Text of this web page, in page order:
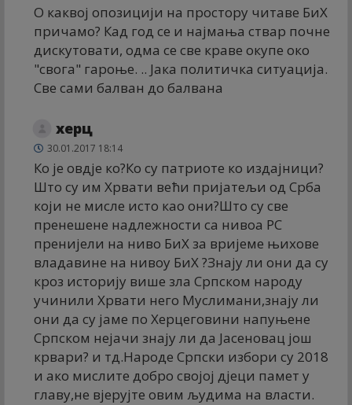
О каквој опозицији на простору читаве БиХ
причамо? Кад год се и најмања ствар почне
дискутовати, одма се све краве окупе око
"свога" гароње. .. Јака политичка ситуација.
Све сами балван до балвана
херц
30.01.2017 18:14
Ко је овдје ко?Ко су патриоте ко издајници?
Што су им Хрвати већи пријатељи од Срба
који не мисле исто као они?Што су све
пренешене надлежности са нивоа РС
пренијели на ниво БиХ за вријеме њихове
владавине на нивоу БиХ ?Знају ли они да су
кроз историју више зла Српском народу
учинили Хрвати него Муслимани,знају ли
они да су јаме по Херцеговини напуњене
Српском нејачи знају ли да Јасеновац још
крвари? и тд.Народе Српски избори су 2018
и ако мислите добро својој дјеци памет у
главу,не вјерујте овим људима на власти.